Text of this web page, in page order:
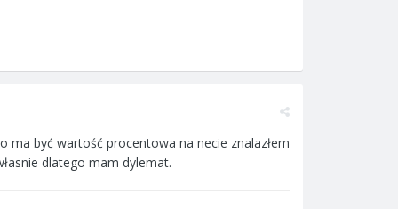
być wartość procentowa na necie znalazłem
dlatego mam dylemat.